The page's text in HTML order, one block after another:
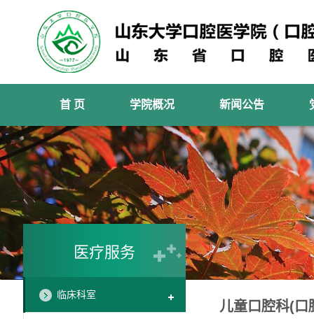
首 页 学院概况 新闻公告
医疗服务
临床科室
儿童口腔科(口